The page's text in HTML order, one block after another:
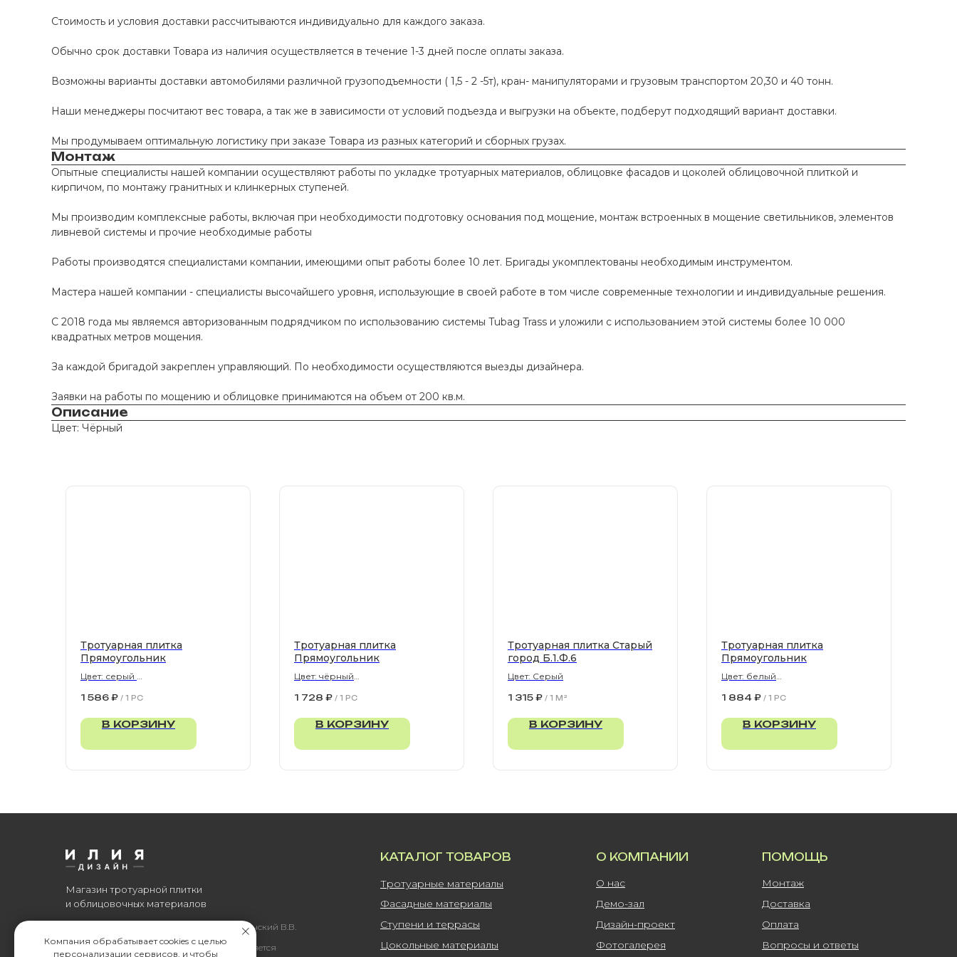
Стоимость и условия доставки рассчитываются индивидуально для каждого заказа.
Обычно срок доставки Товара из наличия осуществляется в течение 1-3 дней после оплаты заказа.
Возможны варианты доставки автомобилями различной грузоподъемности ( 1,5 - 2 -5т), кран- манипуляторами и грузовым транспортом 20,30 и 40 тонн.
Наши менеджеры посчитают вес товара, а так же в зависимости от условий подъезда и выгрузки на объекте, подберут подходящий вариант доставки.
Мы продумываем оптимальную логистику при заказе Товара из разных категорий и сборных грузах.
Монтаж
Опытные специалисты нашей компании осуществляют работы по укладке тротуарных материалов, облицовке фасадов и цоколей облицовочной плиткой и
кирпичом, по монтажу гранитных и клинкерных ступеней.
Мы производим комплексные работы, включая при необходимости подготовку основания под мощение, монтаж встроенных в мощение светильников, элементов
ливневой системы и прочие необходимые работы
Работы производятся специалистами компании, имеющими опыт работы более 10 лет. Бригады укомплектованы необходимым инструментом.
Мастера нашей компании - специалисты высочайшего уровня, использующие в своей работе в том числе современные технологии и индивидуальные решения.
С 2018 года мы являемся авторизованным подрядчиком по использованию системы Tubag Trass и уложили с использованием этой системы более 10 000
квадратных метров мощения.
За каждой бригадой закреплен управляющий. По необходимости осуществляются выезды дизайнера.
Заявки на работы по мощению и облицовке принимаются на объем от 200 кв.м.
Описание
Цвет: Чёрный
Тротуарная плитка
Прямоугольник
Цвет: серый
1 586 ₽ / 1 PC
В КОРЗИНУ
Тротуарная плитка
Прямоугольник
Цвет: чёрный
1 728 ₽ / 1 PC
В КОРЗИНУ
Тротуарная плитка Старый
город Б.1.Ф.6
Цвет: Серый
1 315 ₽ / 1 M²
В КОРЗИНУ
Тротуарная плитка
Прямоугольник
Цвет: белый
1 884 ₽ / 1 PC
В КОРЗИНУ
Информация, размещенная на сайте, не является
Все права защищены. © 2006-2026. ИП Ильинский В.В.
Магазин тротуарной плитки
и облицовочных материалов
КАТАЛОГ ТОВАРОВ
Тротуарные материалы
ПОМОЩЬ
О КОМПАНИИ
Вопросы и ответы
Оплата
Доставка
Монтаж
О нас
Фотогалерея
Дизайн-проект
Цокольные материалы
Ступени и террасы
Фасадные материалы Демо-зал
Компания обрабатывает cookies с целью
персонализации сервисов, и чтобы